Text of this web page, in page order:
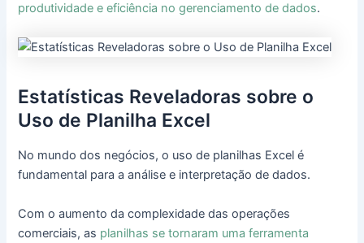
produtividade e eficiência no gerenciamento de dados.
Estatísticas Reveladoras sobre o
Uso de Planilha Excel
No mundo dos negócios, o uso de planilhas Excel é
fundamental para a análise e interpretação de dados.
Com o aumento da complexidade das operações
comerciais, as planilhas se tornaram uma ferramenta